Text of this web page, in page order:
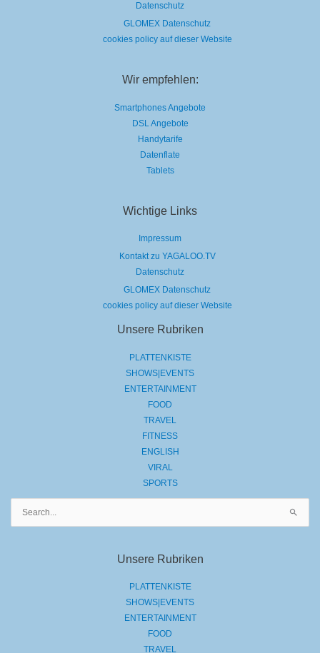
Datenschutz
GLOMEX Datenschutz
cookies policy auf dieser Website
Wir empfehlen:
Smartphones Angebote
DSL Angebote
Handytarife
Datenflate
Tablets
Wichtige Links
Impressum
Kontakt zu YAGALOO.TV
Datenschutz
GLOMEX Datenschutz
cookies policy auf dieser Website
Unsere Rubriken
PLATTENKISTE
SHOWS|EVENTS
ENTERTAINMENT
FOOD
TRAVEL
FITNESS
ENGLISH
VIRAL
SPORTS
Unsere Rubriken
PLATTENKISTE
SHOWS|EVENTS
ENTERTAINMENT
FOOD
TRAVEL